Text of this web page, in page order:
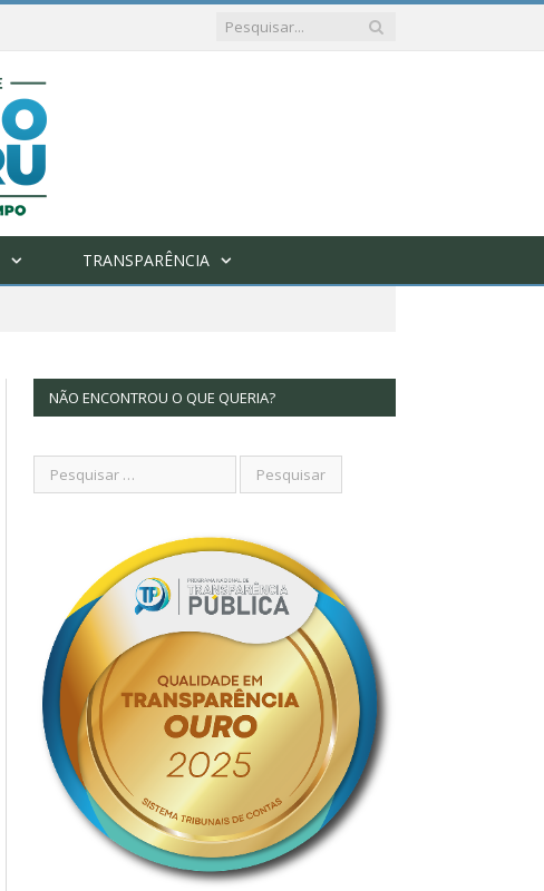
TRANSPARÊNCIA
NÃO ENCONTROU O QUE QUERIA?